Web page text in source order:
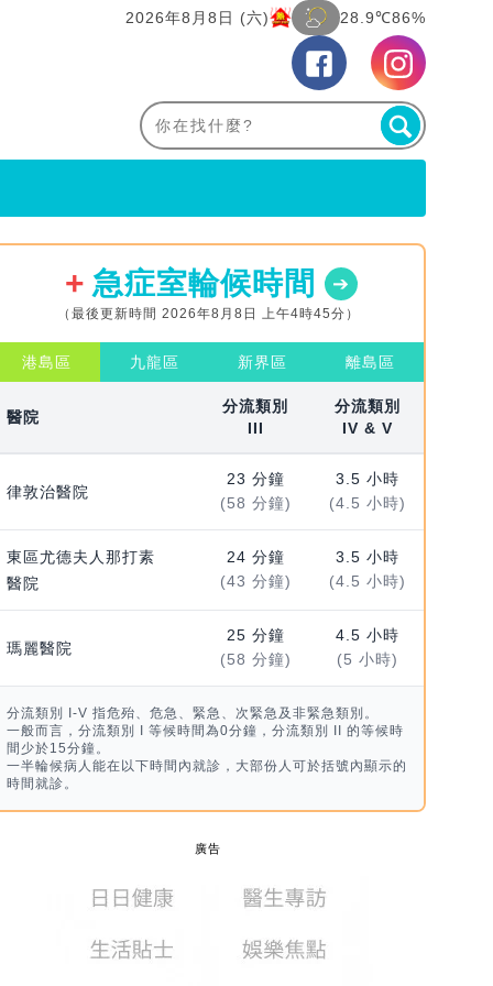
2026年8月8日 (六) 28.9℃86%
急症室輪候時間
（最後更新時間 2026年8月8日 上午4時45分）
港島區 九龍區 新界區 離島區
醫院
分流類別
III
分流類別
IV & V
律敦治醫院
23 分鐘
(58 分鐘)
3.5 小時
(4.5 小時)
東區尤德夫人那打素
醫院
24 分鐘
(43 分鐘)
3.5 小時
(4.5 小時)
瑪麗醫院
25 分鐘
(58 分鐘)
4.5 小時
(5 小時)
分流類別 I-V 指危殆、危急、緊急、次緊急及非緊急類別。
一般而言，分流類別 I 等候時間為0分鐘，分流類別 II 的等候時
間少於15分鐘。
一半輪候病人能在以下時間內就診，大部份人可於括號內顯示的
時間就診。
廣告